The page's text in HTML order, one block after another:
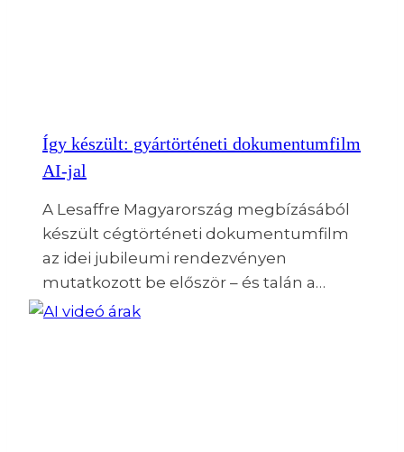
Így készült: gyártörténeti dokumentumfilm
AI-jal
A Lesaffre Magyarország megbízásából
készült cégtörténeti dokumentumfilm
az idei jubileumi rendezvényen
mutatkozott be először – és talán a…